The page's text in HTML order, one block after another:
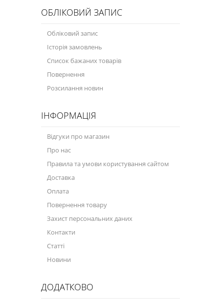
ОБЛІКОВИЙ ЗАПИС
Обліковий запис
Історія замовлень
Список бажаних товарів
Повернення
Розсилання новин
ІНФОРМАЦІЯ
Відгуки про магазин
Про нас
Правила та умови користування сайтом
Доставка
Оплата
Повернення товару
Захист персональних даних
Контакти
Статті
Новини
ДОДАТКОВО